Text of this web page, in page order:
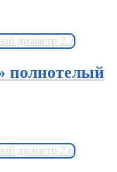
полнотелый